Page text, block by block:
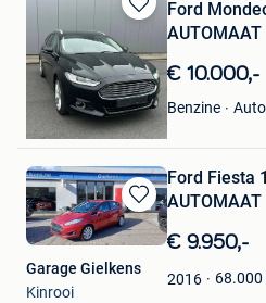
Bewaren
in
Mijn
Favorieten
Ford
AUTOMAAT
€ 10.000,-
Benzine
CELICIOUS MOTORS
Zedelgem
Bewaren
in
Favorieten
Ford Fiesta
AUTOMAAT
€ 9.950,-
2016 68.000
Garage Gielkens
Kinrooi